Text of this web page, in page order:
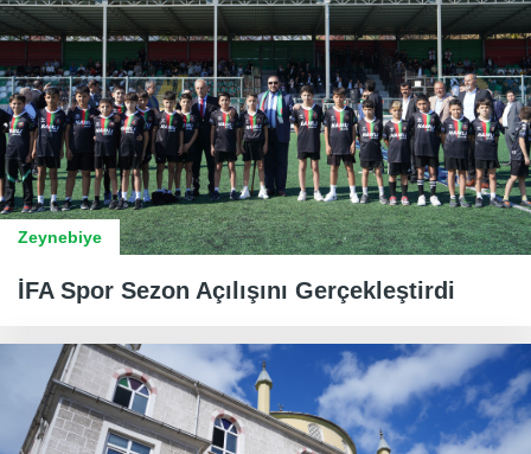
Zeynebiye
İFA Spor Sezon Açılışını Gerçekleştirdi